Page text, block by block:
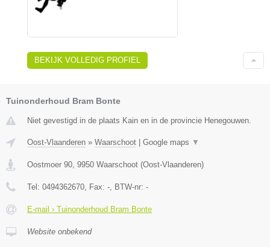
BEKIJK VOLLEDIG PROFIEL
Tuinonderhoud Bram Bonte
Niet gevestigd in de plaats Kain en in de provincie Henegouwen.
Oost-Vlaanderen » Waarschoot Google maps ▼
Oostmoer 90, 9950 Waarschoot (Oost-Vlaanderen)
Tel: 0494362670, Fax: -, BTW-nr: -
E-mail › Tuinonderhoud Bram Bonte
Website onbekend